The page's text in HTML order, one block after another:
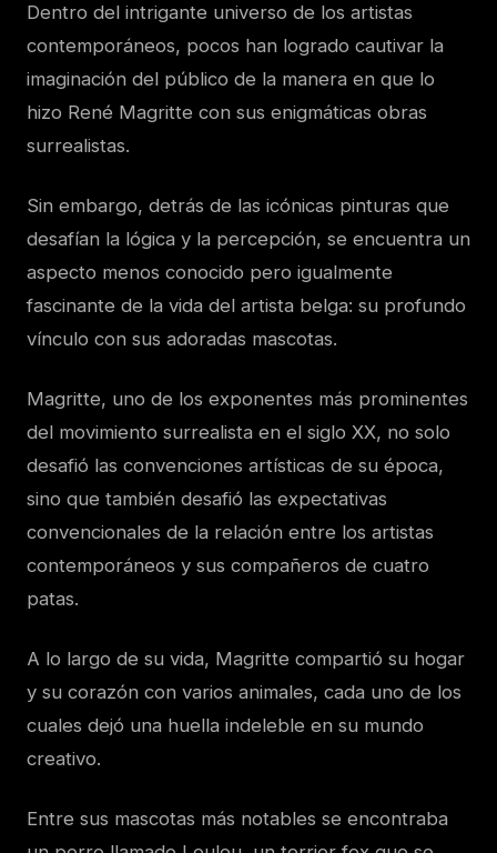
Dentro del intrigante universo de los artistas
contemporáneos, pocos han logrado cautivar la
imaginación del público de la manera en que lo
hizo René Magritte con sus enigmáticas obras
surrealistas.
Sin embargo, detrás de las icónicas pinturas que
desafían la lógica y la percepción, se encuentra un
aspecto menos conocido pero igualmente
fascinante de la vida del artista belga: su profundo
vínculo con sus adoradas mascotas.
Magritte, uno de los exponentes más prominentes
del movimiento surrealista en el siglo XX, no solo
desafió las convenciones artísticas de su época,
sino que también desafió las expectativas
convencionales de la relación entre los artistas
contemporáneos y sus compañeros de cuatro
patas.
A lo largo de su vida, Magritte compartió su hogar
y su corazón con varios animales, cada uno de los
cuales dejó una huella indeleble en su mundo
creativo.
Entre sus mascotas más notables se encontraba